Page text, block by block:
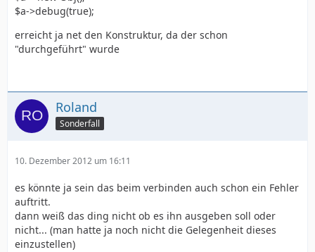
$a->debug(true);
erreicht ja net den Konstruktur, da der schon
"durchgeführt" wurde
Roland
Sonderfall
10. Dezember 2012 um 16:11
es könnte ja sein das beim verbinden auch schon ein Fehler
auftritt.
dann weiß das ding nicht ob es ihn ausgeben soll oder
nicht... (man hatte ja noch nicht die Gelegenheit dieses
einzustellen)